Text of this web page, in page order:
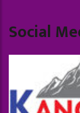
Social